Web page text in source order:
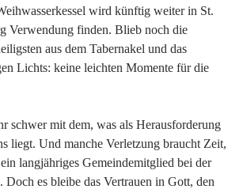
wird künftig weiter in St.
Verwendung finden. Blieb noch die
aus dem Tabernakel und das
Lichts: keine leichten Momente für die
schwer mit dem, was als Herausforderung
liegt. Und manche Verletzung braucht Zeit,
langjähriges Gemeindemitglied bei der
Doch es bleibe das Vertrauen in Gott, den